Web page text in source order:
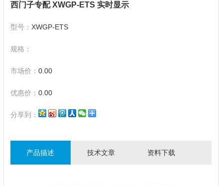
西门子专配 XWGP-ETS 实时显示
型号： XWGP-ETS
规格：
市场价： 0.00
优惠价： 0.00
分享到：
产品描述 技术文章 资料下载